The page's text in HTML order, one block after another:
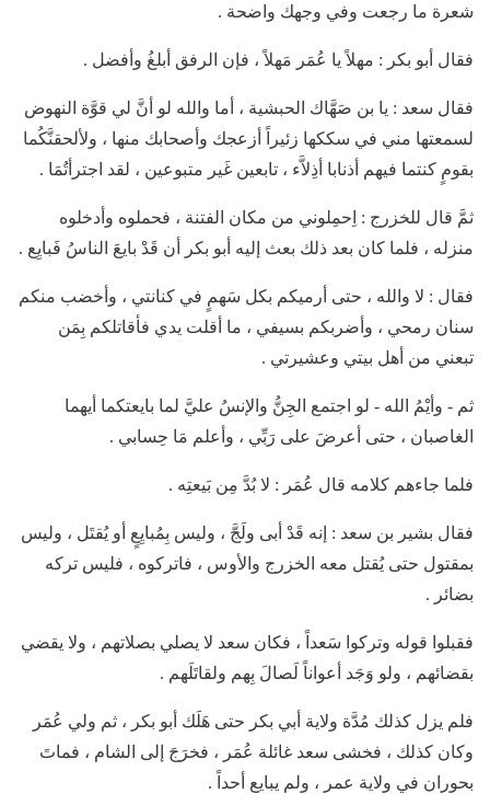
شعرة ما رجعت وفي وجهك واضحة .
فقال أبو بكر : مهلاً يا عُمَر مَهلاً ، فإن الرفق أبلغُ وأفضل .
فقال سعد : يا بن صَهَّاك الحبشية ، أما والله لو أنَّ لي قوَّة النهوض
لسمعتها مني في سككها زئيراً أزعجك وأصحابك منها ، ولألحقنَّكُما
بقومٍ كنتما فيهم أذنابا أذِلاَّء ، تابعين غَير متبوعين ، لقد اجترأتُمَا .
ثمَّ قال للخزرج : اِحمِلوني من مكان الفتنة ، فحملوه وأدخلوه
منزله ، فلما كان بعد ذلك بعث إليه أبو بكر أن قَدْ بايعَ الناسُ فَبايِع .
فقال : لا والله ، حتى أرميكم بكل سَهمٍ في كنانتي ، وأخضب منكم
سنان رمحي ، وأضربكم بسيفي ، ما أقلت يدي فأقاتلكم بِمَن
تبعني من أهل بيتي وعشيرتي .
ثم - وأيْمُ الله - لو اجتمع الجِنُّ والإنسُ عليَّ لما بايعتكما أيهما
الغاصبان ، حتى أعرضَ على رَبِّي ، وأعلم مَا حِسابي .
فلما جاءهم كلامه قال عُمَر : لا بُدَّ مِن بَيعتِه .
فقال بشير بن سعد : إنه قَدْ أبى ولَجَّ ، وليس بِمُبايِعٍ أو يُقتَل ، وليس
بمقتول حتى يُقتل معه الخزرج والأوس ، فاتركوه ، فليس تركه
بضائر .
فقبلوا قوله وتركوا سَعداً ، فكان سعد لا يصلي بصلاتهم ، ولا يقضي
بقضائهم ، ولو وَجَد أعواناً لَصالَ بِهم ولقاتَلَهم .
فلم يزل كذلك مُدَّة ولاية أبي بكر حتى هَلَك أبو بكر ، ثم ولي عُمَر
وكان كذلك ، فخشى سعد غائلة عُمَر ، فخرَجَ إلى الشام ، فماتَ
بحوران في ولاية عمر ، ولم يبايع أحداً .